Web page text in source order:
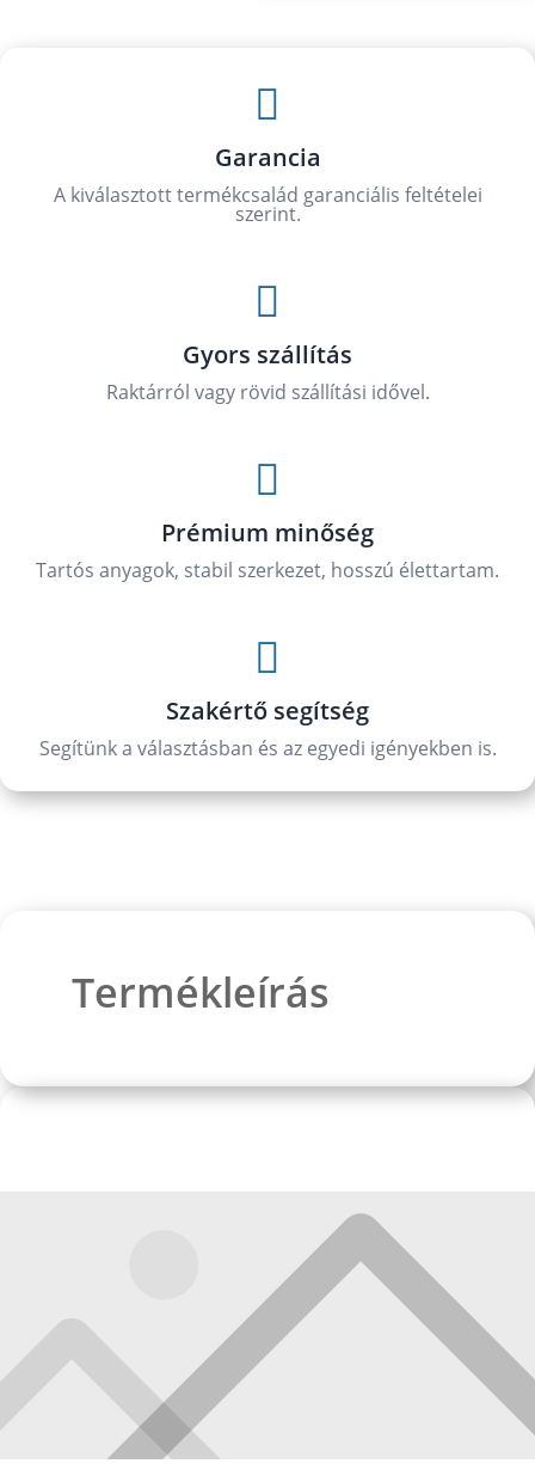

Garancia
A kiválasztott termékcsalád garanciális feltételei
szerint.

Gyors szállítás
Raktárról vagy rövid szállítási idővel.

Prémium minőség
Tartós anyagok, stabil szerkezet, hosszú élettartam.

Szakértő segítség
Segítünk a választásban és az egyedi igényekben is.
Termékleírás